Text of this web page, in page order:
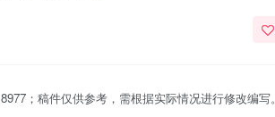
；稿件仅供参考，需根据实际情况进行修改编写。